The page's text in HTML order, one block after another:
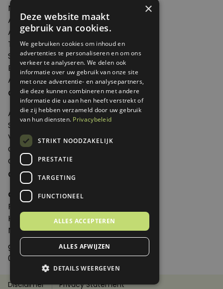
Nieuws
Artikelen
Agenda
Thema's
Shop
Edities
Abonneren
Over Genoeg
Adverteren
Samenwerken
Verkooppunten
Over Genoeg
Contact
Contactgegevens
Genoeg
Postbus 595 - 3700 AN Zeist
Huis ter Heideweg 13 - 3705MA Zeist
Nederland
genoeg@spabonneeservice.nl
088-1102091
Disclaimer Privacy Statement
×
Deze website maakt
gebruik van cookies.
We gebruiken cookies om inhoud en
advertenties te personaliseren en om ons
verkeer te analyseren. We delen ook
informatie over uw gebruik van onze site
met onze advertentie- en analysepartners,
die deze kunnen combineren met andere
informatie die u aan hen heeft verstrekt of
die zij hebben verzameld door uw gebruik
van hun diensten. Privacybeleid
STRIKT NOODZAKELIJK
PRESTATIE
TARGETING
FUNCTIONEEL
ALLES ACCEPTEREN
ALLES AFWIJZEN
DETAILS WEERGEVEN